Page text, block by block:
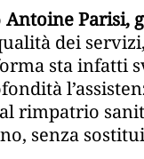
Antoine Parisi,
dei
sta infatti
rimpatrio
senza